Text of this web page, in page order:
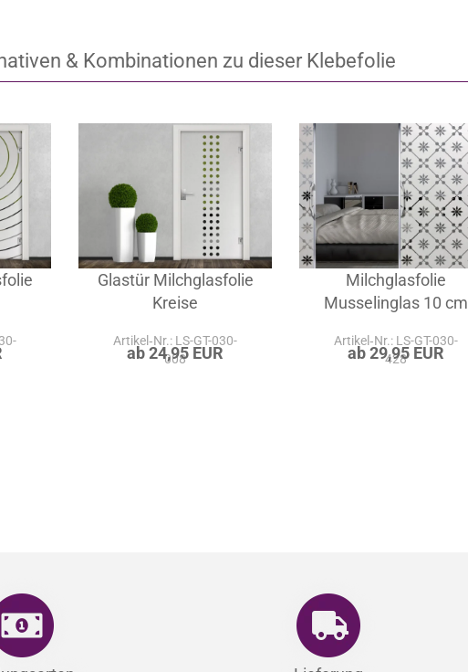
& Kombinationen zu dieser Klebefolie
Glastür Milchglasfolie
Kreise
Artikel‑Nr.: LS-GT-030-
008
ab 24,95 EUR
Milchglasfolie
Musselinglas 10 cm
Artikel‑Nr.: LS-GT-030-
428
ab 29,95 EUR